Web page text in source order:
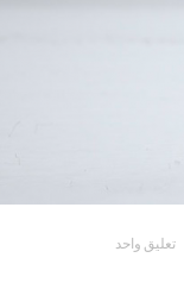
تعليق واحد